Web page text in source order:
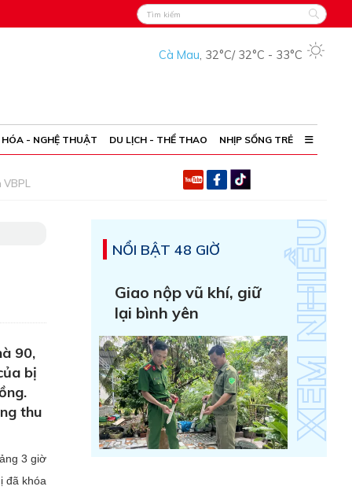
Cà Mau, 32°C/ 32°C - 33°C
- NGHỆ THUẬT DU LỊCH - THỂ THAO NHỊP SỐNG TRẺ
90,
bị
thu
3 giờ
đã khóa
NỔI BẬT 48 GIỜ
Giao nộp vũ khí, giữ
lại bình yên